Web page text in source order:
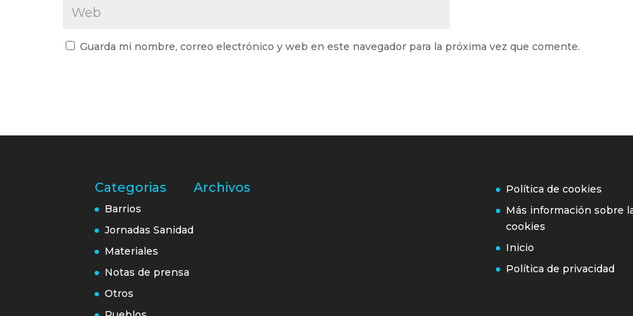
Guarda mi nombre, correo electrónico y web en este navegador para la próxima vez que comente.
Categorias
Barrios
Jornadas Sanidad
Materiales
Notas de prensa
Otros
Archivos
Política de cookies
Más información sobre
cookies
Inicio
Política de privacidad